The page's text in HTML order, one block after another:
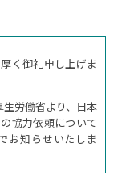
く御礼申し上げま
労働省より、日本
協力依頼について
お知らせいたしま